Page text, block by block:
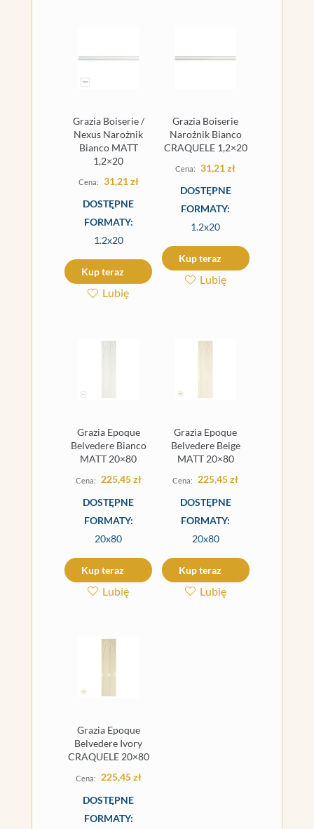
Grazia Boiserie /
Nexus Narożnik
Bianco MATT
1,2×20
31,21zł
DOSTĘPNE
FORMATY:
1.2x20
Kup teraz
Lubię
Grazia Boiserie
Narożnik Bianco
CRAQUELE 1,2×20
31,21zł
DOSTĘPNE
FORMATY:
1.2x20
Kup teraz
Lubię
Grazia Epoque
Belvedere Bianco
MATT 20×80
225,45zł
DOSTĘPNE
FORMATY:
20x80
Kup teraz
Lubię
Grazia Epoque
Belvedere Beige
MATT 20×80
225,45zł
DOSTĘPNE
FORMATY:
20x80
Kup teraz
Lubię
Grazia Epoque
Belvedere Ivory
CRAQUELE 20×80
225,45zł
DOSTĘPNE
FORMATY: